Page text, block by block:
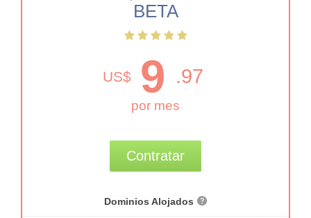
BETA
US$ 9 .97
por mes
Contratar
Dominios Alojados